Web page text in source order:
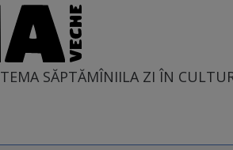
TEMA SĂPTĂMÎNIILA ZI ÎN